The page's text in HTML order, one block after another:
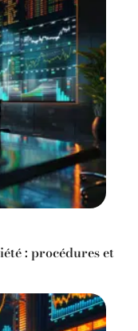
: procédures et